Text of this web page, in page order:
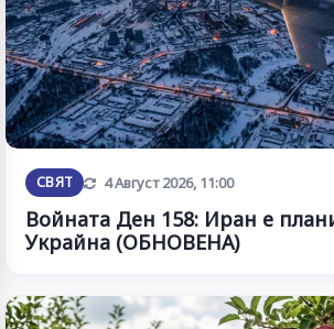
СВЯТ Обновена
4 Август 2026, 11:00
Войната Ден 158: Иран е
Украйна (ОБНОВЕНА)